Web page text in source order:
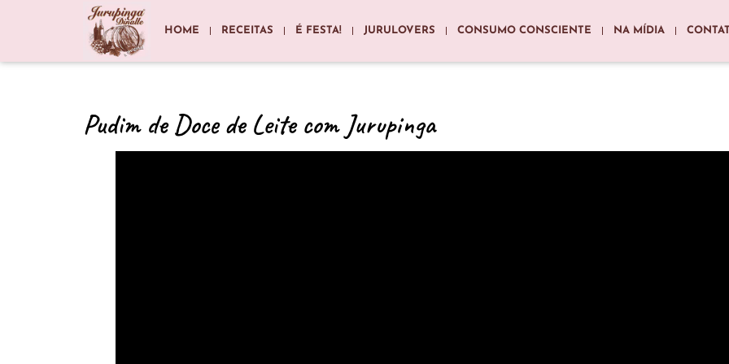
HOME RECEITAS É FESTA! JURULOVERS CONSUMO CONSCIENTE NA MÍDIA
Pudim de Doce de Leite com Jurupinga